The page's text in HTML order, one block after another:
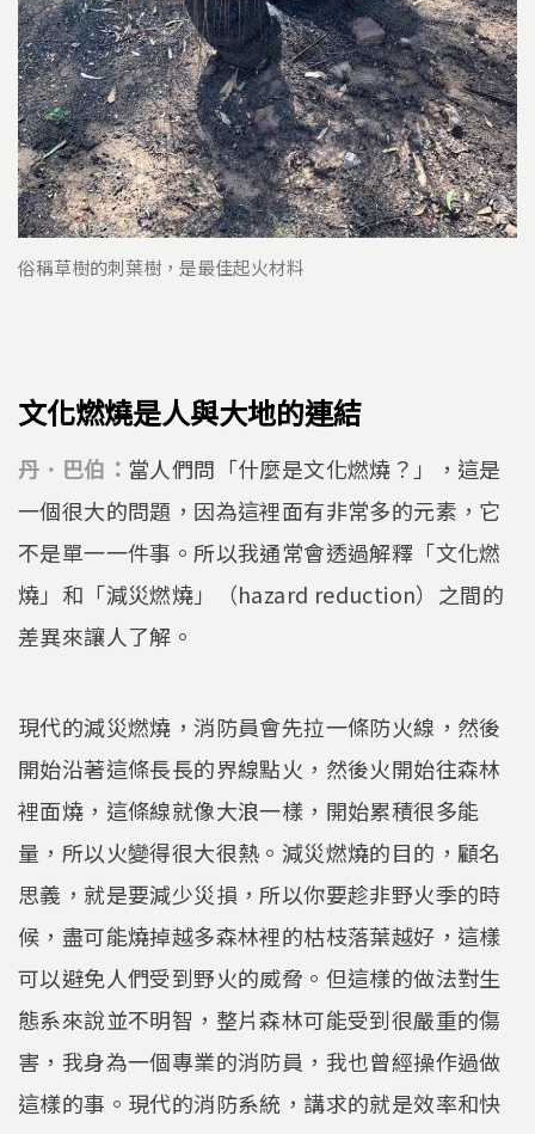
俗稱草樹的刺葉樹，是最佳起火材料
文化燃燒是人與大地的連結
丹．巴伯： 當人們問「什麼是文化燃燒？」，這是
一個很大的問題，因為這裡面有非常多的元素，它
不是單一一件事。所以我通常會透過解釋「文化燃
燒」和「減災燃燒」（hazard reduction）之間的
差異來讓人了解。
現代的減災燃燒，消防員會先拉一條防火線，然後
開始沿著這條長長的界線點火，然後火開始往森林
裡面燒，這條線就像大浪一樣，開始累積很多能
量，所以火變得很大很熱。減災燃燒的目的，顧名
思義，就是要減少災損，所以你要趁非野火季的時
候，盡可能燒掉越多森林裡的枯枝落葉越好，這樣
可以避免人們受到野火的威脅。但這樣的做法對生
態系來說並不明智，整片森林可能受到很嚴重的傷
害，我身為一個專業的消防員，我也曾經操作過做
這樣的事。現代的消防系統，講求的就是效率和快